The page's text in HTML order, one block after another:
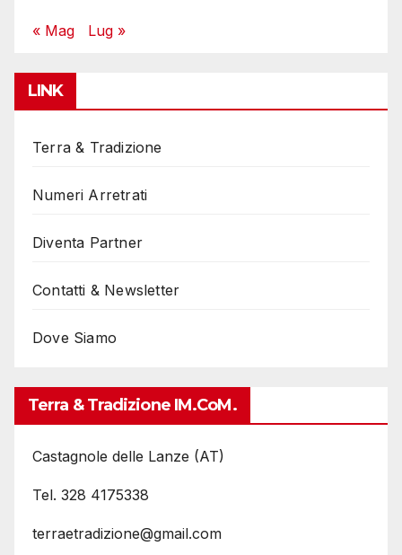
« Mag Lug »
LINK
Terra & Tradizione
Numeri Arretrati
Diventa Partner
Contatti & Newsletter
Dove Siamo
Terra & Tradizione IM.coM.
Castagnole delle Lanze (AT)
Tel. 328 4175338
terraetradizione@gmail.com